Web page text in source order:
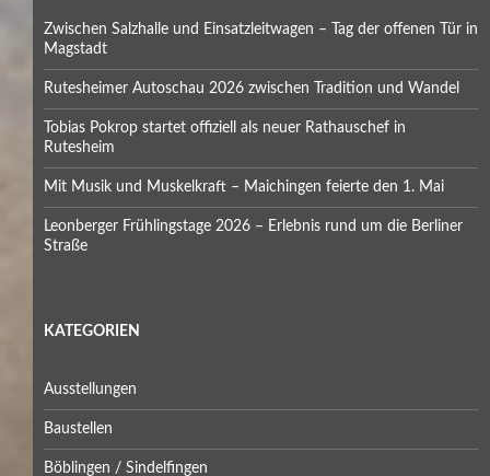
Zwischen Salzhalle und Einsatzleitwagen – Tag der offenen Tür in
Magstadt
Rutesheimer Autoschau 2026 zwischen Tradition und Wandel
Tobias Pokrop startet offiziell als neuer Rathauschef in
Rutesheim
Mit Musik und Muskelkraft – Maichingen feierte den 1. Mai
Leonberger Frühlingstage 2026 – Erlebnis rund um die Berliner
Straße
KATEGORIEN
Ausstellungen
Baustellen
Böblingen / Sindelfingen